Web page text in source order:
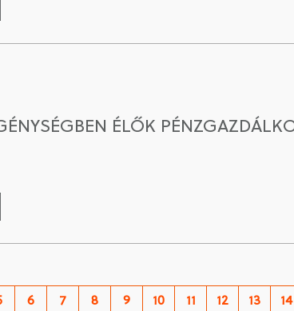
ÉLŐK
6 7 8 9 10 11 12 13 14